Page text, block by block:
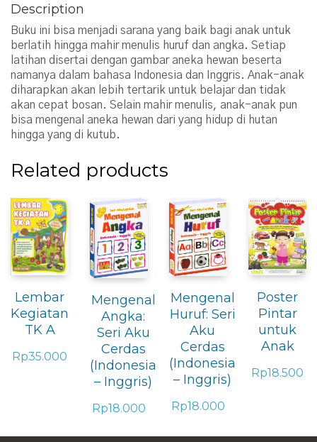
Description
Buku ini bisa menjadi sarana yang baik bagi anak untuk
berlatih hingga mahir menulis huruf dan angka. Setiap
latihan disertai dengan gambar aneka hewan beserta
namanya dalam bahasa Indonesia dan Inggris. Anak-anak
diharapkan akan lebih tertarik untuk belajar dan tidak
akan cepat bosan. Selain mahir menulis, anak-anak pun
bisa mengenal aneka hewan dari yang hidup di hutan
hingga yang di kutub.
Related products
Lembar
Kegiatan
TK A
Rp35.000
Mengenal
Angka:
Seri Aku
Cerdas
(Indonesia
– Inggris)
Rp18.000
Mengenal
Huruf: Seri
Aku
Cerdas
(Indonesia
– Inggris)
Rp18.000
Poster
Pintar
untuk
Anak
Rp18.500